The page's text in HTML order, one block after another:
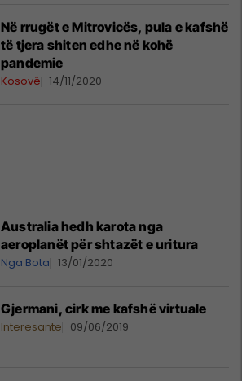
Në rrugët e Mitrovicës, pula e kafshë
të tjera shiten edhe në kohë
pandemie
Kosovë 14/11/2020
Australia hedh karota nga
aeroplanët për shtazët e uritura
Nga Bota 13/01/2020
​Gjermani, cirk me kafshë virtuale
Interesante 09/06/2019